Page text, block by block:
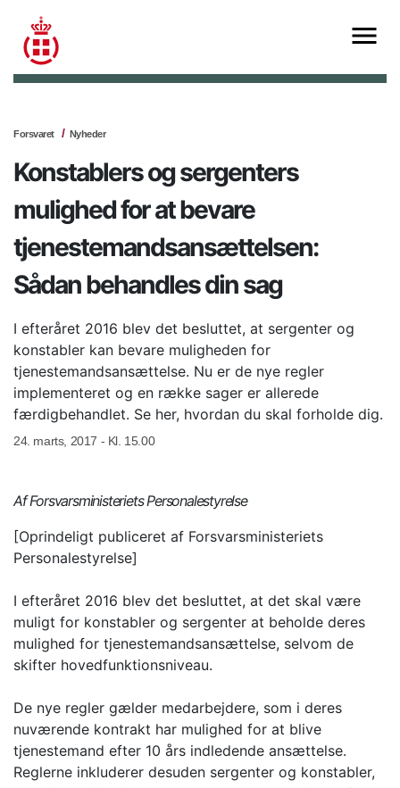
Forsvaret Nyheder
Konstablers og sergenters
mulighed for at bevare
tjenestemandsansættelsen:
Sådan behandles din sag
I efteråret 2016 blev det besluttet, at sergenter og
konstabler kan bevare muligheden for
tjenestemandsansættelse. Nu er de nye regler
implementeret og en række sager er allerede
færdigbehandlet. Se her, hvordan du skal forholde dig.
24. marts, 2017 - Kl. 15.00
Af Forsvarsministeriets Personalestyrelse
[Oprindeligt publiceret af Forsvarsministeriets
Personalestyrelse]
I efteråret 2016 blev det besluttet, at det skal være
muligt for konstabler og sergenter at beholde deres
mulighed for tjenestemandsansættelse, selvom de
skifter hovedfunktionsniveau.
De nye regler gælder medarbejdere, som i deres
nuværende kontrakt har mulighed for at blive
tjenestemand efter 10 års indledende ansættelse.
Reglerne inkluderer desuden sergenter og konstabler,